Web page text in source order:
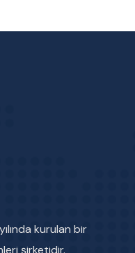
kurulan bir
şirketidir.